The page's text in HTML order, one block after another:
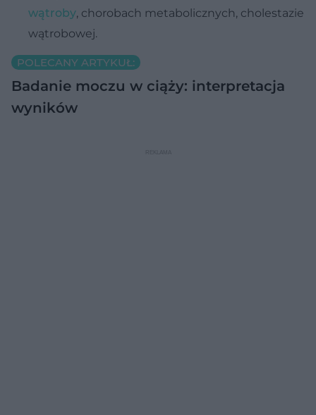
wątroby, chorobach metabolicznych, cholestazie
wątrobowej.
POLECANY ARTYKUŁ:
Badanie moczu w ciąży: interpretacja
wyników